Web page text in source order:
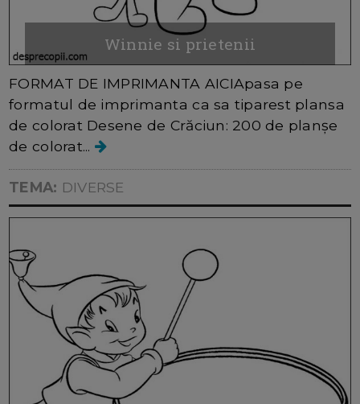
Winnie si prietenii
FORMAT DE IMPRIMANTA AICIApasa pe
formatul de imprimanta ca sa tiparest plansa
de colorat Desene de Crăciun: 200 de planșe
de colorat...
TEMA: DIVERSE